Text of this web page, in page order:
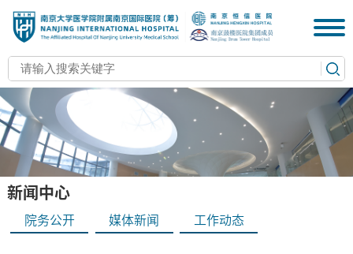
新闻中心
院务公开 媒体新闻 工作动态